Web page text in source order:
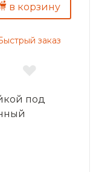
в корзину
заказ
под